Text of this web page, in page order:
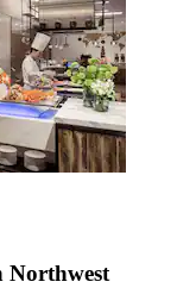
Northwest